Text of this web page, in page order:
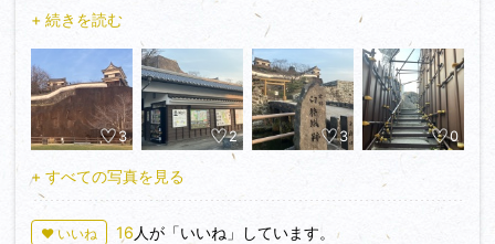
鎧坂の通路が落盤の危険があるということで安全のため防護壁
どこのお城も年月が経つにつれ傷みが生じてくるのは避けられ
ないことで、整備してくださるありがたさを思うと同時に自分
自身も充分に注意して歩かないとと思いました。
ちょうど日没の時間できれいな夕焼けを拝めました。
+ 続きを読む
3 2 3 0
+ すべての写真を見る
♥ いいね 16 人が「いいね」しています。